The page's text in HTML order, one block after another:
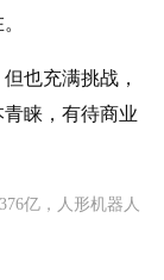
也充满挑战，
睐，有待商业
亿，人形机器人